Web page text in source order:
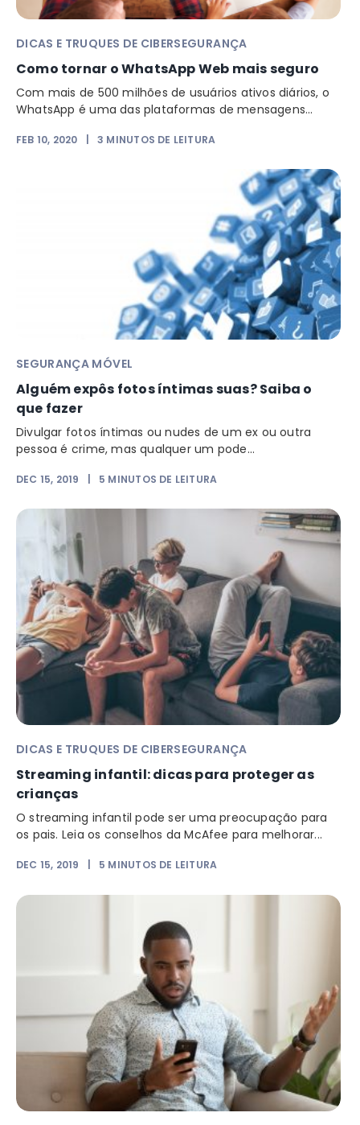
DICAS E TRUQUES DE CIBERSEGURANÇA
Como tornar o WhatsApp Web mais seguro
Com mais de 500 milhões de usuários ativos diários, o
WhatsApp é uma das plataformas de mensagens...
FEB 10, 2020 |3 MINUTOS DE LEITURA
SEGURANÇA MÓVEL
Alguém expôs fotos íntimas suas? Saiba o
que fazer
Divulgar fotos íntimas ou nudes de um ex ou outra
pessoa é crime, mas qualquer um pode...
DEC 15, 2019 5 MINUTOS DE LEITURA
DICAS E TRUQUES DE CIBERSEGURANÇA
Streaming infantil: dicas para proteger as
crianças
O streaming infantil pode ser uma preocupação para
os pais. Leia os conselhos da McAfee para melhorar...
DEC 15, 2019 5 MINUTOS DE LEITURA